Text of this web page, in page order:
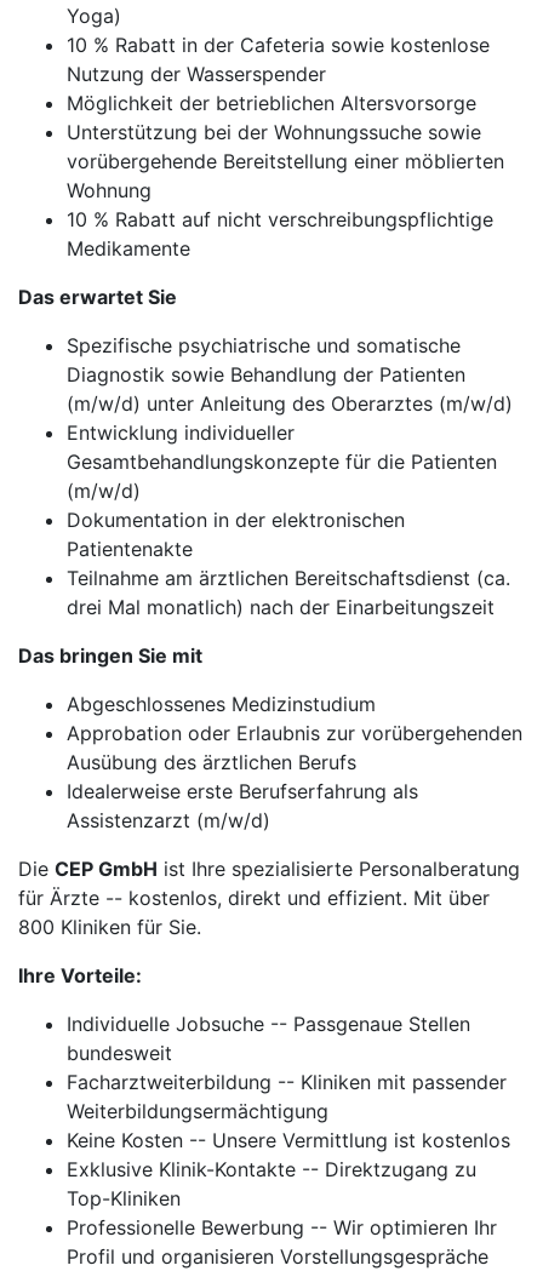
Yoga)
10 % Rabatt in der Cafeteria sowie kostenlose
Nutzung der Wasserspender
Möglichkeit der betrieblichen Altersvorsorge
Unterstützung bei der Wohnungssuche sowie
vorübergehende Bereitstellung einer möblierten
Wohnung
10 % Rabatt auf nicht verschreibungspflichtige
Medikamente
Das erwartet Sie
Spezifische psychiatrische und somatische
Diagnostik sowie Behandlung der Patienten
(m/w/d) unter Anleitung des Oberarztes (m/w/d)
Entwicklung individueller
Gesamtbehandlungskonzepte für die Patienten
(m/w/d)
Dokumentation in der elektronischen
Patientenakte
Teilnahme am ärztlichen Bereitschaftsdienst (ca.
drei Mal monatlich) nach der Einarbeitungszeit
Das bringen Sie mit
Abgeschlossenes Medizinstudium
Approbation oder Erlaubnis zur vorübergehenden
Ausübung des ärztlichen Berufs
Idealerweise erste Berufserfahrung als
Assistenzarzt (m/w/d)
Die CEP GmbH ist Ihre spezialisierte Personalberatung
für Ärzte -- kostenlos, direkt und effizient. Mit über
800 Kliniken für Sie.
Ihre Vorteile:
Individuelle Jobsuche -- Passgenaue Stellen
bundesweit
Facharztweiterbildung -- Kliniken mit passender
Weiterbildungsermächtigung
Keine Kosten -- Unsere Vermittlung ist kostenlos
Exklusive Klinik-Kontakte -- Direktzugang zu
Top-Kliniken
Professionelle Bewerbung -- Wir optimieren Ihr
Profil und organisieren Vorstellungsgespräche